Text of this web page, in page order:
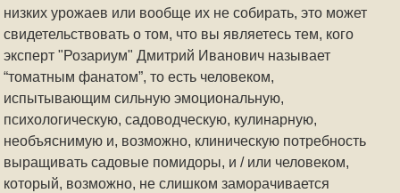
низких урожаев или вообще их не собирать, это может
свидетельствовать о том, что вы являетесь тем, кого
эксперт "Розариум" Дмитрий Иванович называет
“томатным фанатом”, то есть человеком,
испытывающим сильную эмоциональную,
психологическую, садоводческую, кулинарную,
необъяснимую и, возможно, клиническую потребность
выращивать садовые помидоры, и / или человеком,
который, возможно, не слишком заморачивается